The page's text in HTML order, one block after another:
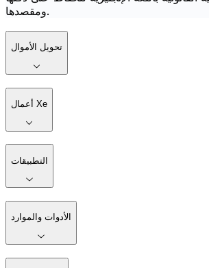
ومقصدها.
تحويل الأموال
أعمال Xe
التطبيقات
الأدوات والموارد